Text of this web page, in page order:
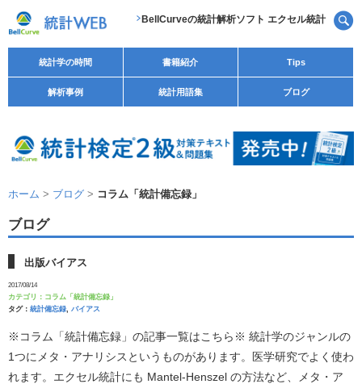
BellCurveの統計解析ソフト エクセル統計
統計学の時間 書籍紹介 Tips
解析事例 統計用語集 ブログ
ホーム > ブログ > コラム「統計備忘録」
ブログ
出版バイアス
2017/08/14
カテゴリ： コラム「統計備忘録」
タグ： 統計備忘録 バイアス
※コラム「統計備忘録」の記事一覧はこちら※ 統計学のジャンルの
1つにメタ・アナリシスというものがあります。医学研究でよく使わ
れます。エクセル統計にも Mantel-Henszel の方法など、メタ・ア